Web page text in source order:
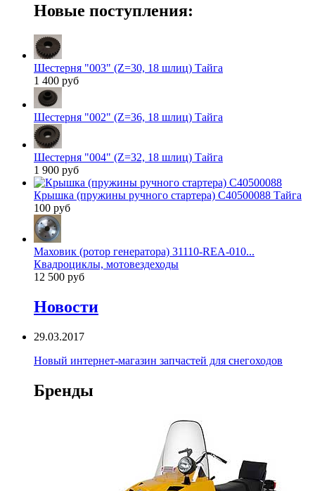
Новые поступления:
Шестерня "003" (Z=30, 18 шлиц) Тайга
1 400 руб
Шестерня "002" (Z=36, 18 шлиц) Тайга
Шестерня "004" (Z=32, 18 шлиц) Тайга
1 900 руб
Крышка (пружины ручного стартера) C40500088 Тайга
100 руб
Маховик (ротор генератора) 31110-REA-010...
Квадроциклы, мотовездеходы
12 500 руб
Новости
29.03.2017
Новый интернет-магазин запчастей для снегоходов
Бренды